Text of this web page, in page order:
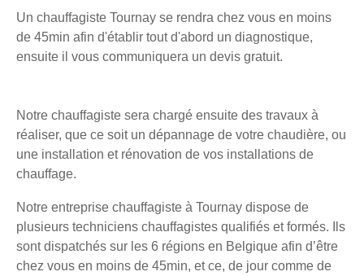
Un chauffagiste Tournay se rendra chez vous en moins
de 45min afin d'établir tout d'abord un diagnostique,
ensuite il vous communiquera un devis gratuit.
Notre chauffagiste sera chargé ensuite des travaux à
réaliser, que ce soit un dépannage de votre chaudière, ou
une installation et rénovation de vos installations de
chauffage.
Notre entreprise chauffagiste à Tournay dispose de
plusieurs techniciens chauffagistes qualifiés et formés. Ils
sont dispatchés sur les 6 régions en Belgique afin d’être
chez vous en moins de 45min, et ce, de jour comme de